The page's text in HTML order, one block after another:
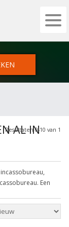
PORTAL
Resultaten 0-10 van 1
AL IN
Een
maar
via het vestigen
aan de